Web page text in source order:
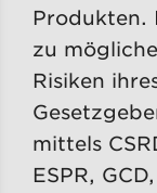
Produkten.
zu
Risiken
mittels
ESPR,